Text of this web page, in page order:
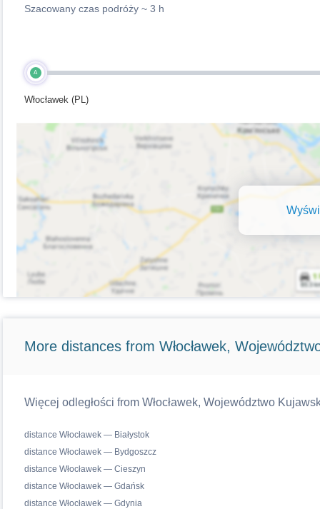
Szacowany czas podróży ~ 3 h
A
Włocławek (PL)
More distances from Włocławek,
Więcej odległości from Włocławek, Województwo
distance Włocławek — Białystok
distance Włocławek — Bydgoszcz
distance Włocławek — Cieszyn
distance Włocławek — Gdańsk
distance Włocławek — Gdynia